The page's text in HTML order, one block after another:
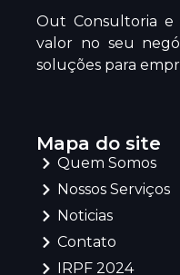
Out Consultoria e
valor no seu
soluções para
Mapa do site
Quem Somos
Nossos Serviços
Noticias
Contato
IRPF 2024